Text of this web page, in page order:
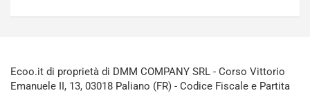
Ecoo.it di proprietà di DMM COMPANY SRL - Corso Vittorio
Emanuele II, 13, 03018 Paliano (FR) - Codice Fiscale e Partita